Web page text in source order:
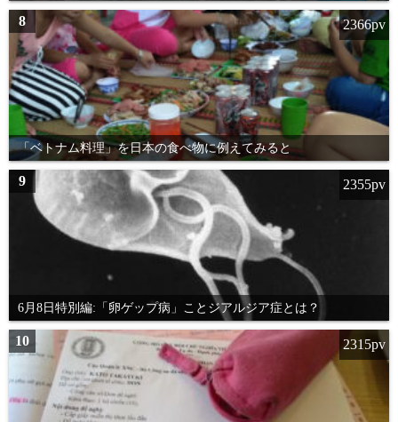
8
「ベトナム料理」を日本の食べ物に例えてみると
2366pv
9
6月8日特別編:「卵ゲップ病」ことジアルジア症とは？
2355pv
10 2315pv